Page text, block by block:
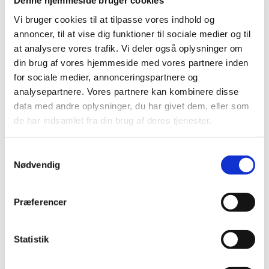
Vi bruger cookies til at tilpasse vores indhold og
annoncer, til at vise dig funktioner til sociale medier og til
at analysere vores trafik. Vi deler også oplysninger om
din brug af vores hjemmeside med vores partnere inden
for sociale medier, annonceringspartnere og
analysepartnere. Vores partnere kan kombinere disse
data med andre oplysninger, du har givet dem, eller som
de har indsamlet fra din brug af deres tjenester.
Nødvendig
Præferencer
Statistik
Høring over Medicintilskudsnævnets
indstilling for glucosamin
|27. maj 2011|
Medicintilskudsnævnet har revurderet tilskudsstatus for
lægemidler, der indeholder glucosamin. Lægemidlerne
Høring over Medicintilskudsnævnets
indstilling til tilskudsstatus for lægemidler til
behandling af depression og angst
|6. maj 2011|
foranledning revurderet tilskudsstatus for lægemidler i…
revurdering af tilskudsstatus for glucosamin